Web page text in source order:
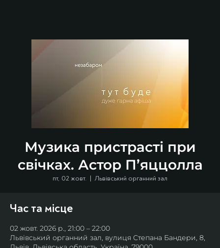
Музика пристрасті при
свічках. Астор П’яццолла
пт, 02 жовт.
  |
Львівський органний зал
Час та місце
02 жовт. 2026 р., 21:00 – 22:00
Львівський органний зал, вулиця Степана Бандери, 8,